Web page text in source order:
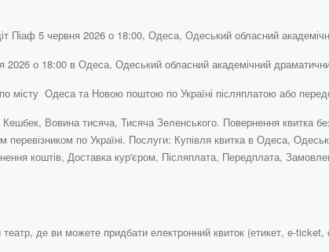
5 червня 2026 о 18:00, Одеса, Одеський обласний
о 18:00 в Одеса, Одеський обласний академічний
місту Одеса та Новою поштою по Україні післяплатою або
Вовина тисяча, Тисяча Зеленського. Повернення квитка
по Україні. Послуги: Купівля квитка в Одеса,
коштів, Доставка кур'єром, Післяплата, Передплата,
де ви можете придбати електронний квиток (етикет, e-ticket,